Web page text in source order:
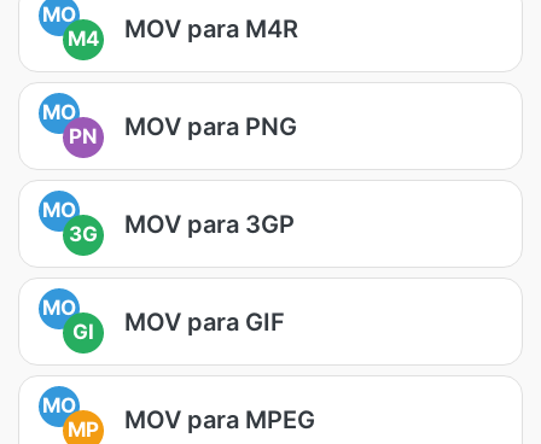
MO
M4
MOV para M4R
MO
PN
MOV para PNG
MO
3G
MOV para 3GP
MO
GI
MOV para GIF
MO
MP
MOV para MPEG